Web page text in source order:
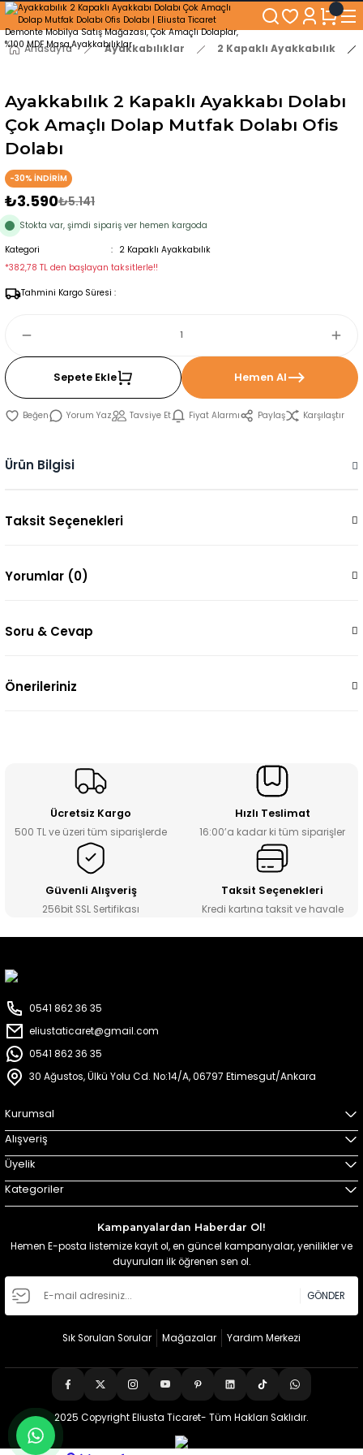
250₺ ve Üzeri Alışverişlerinizde KARGO BEDAVA!
5'er cm Aralıklarla 35 cm'den 100 cm'e kadar Genişliğe Sahip Dolaplar
% 100 Mdf Tekerlekli Masa ile Uzun Ömürlü ve Kolay Kullanım Konforu
Kaliteli hizmet, güvenli alışveriş ve satış sonrası destek
Anasayfa Ayakkabılıklar 2 Kapaklı Ayakkabılık
Ayakkabılık 2 Kapaklı Ayakkabı Dolabı
Çok Amaçlı Dolap Mutfak Dolabı Ofis
Dolabı
-30% İNDİRİM
₺3.590₺5.141
Stokta var, şimdi sipariş ver hemen kargoda
Kategori
2 Kapaklı Ayakkabılık
*382,78 TL den başlayan taksitlerle!!
Tahmini Kargo Süresi :
Sepete Ekle Hemen Al
Yorum Yaz Tavsiye Et Fiyat Alarmı Paylaş Karşılaştır
Ürün Bilgisi
Taksit Seçenekleri
Yorumlar (0)
Soru & Cevap
Önerileriniz
Ücretsiz Kargo
500 TL ve üzeri tüm siparişlerde
Hızlı Teslimat
16:00’a kadar ki tüm siparişler
Güvenli Alışveriş
256bit SSL Sertifikası
Taksit Seçenekleri
Kredi kartına taksit ve havale
0541 862 36 35
eliustaticaret@gmail.com
0541 862 36 35
30 Ağustos, Ülkü Yolu Cd. No:14/A, 06797 Etimesgut/Ankara
Kurumsal
Alışveriş
Üyelik
Kategoriler
Kampanyalardan Haberdar Ol!
Hemen E-posta listemize kayıt ol, en güncel kampanyalar, yenilikler ve
duyuruları ilk öğrenen sen ol.
GÖNDER
Sık Sorulan Sorular Mağazalar Yardım Merkezi
2025 Copyright Eliusta Ticaret- Tüm Hakları Saklıdır.